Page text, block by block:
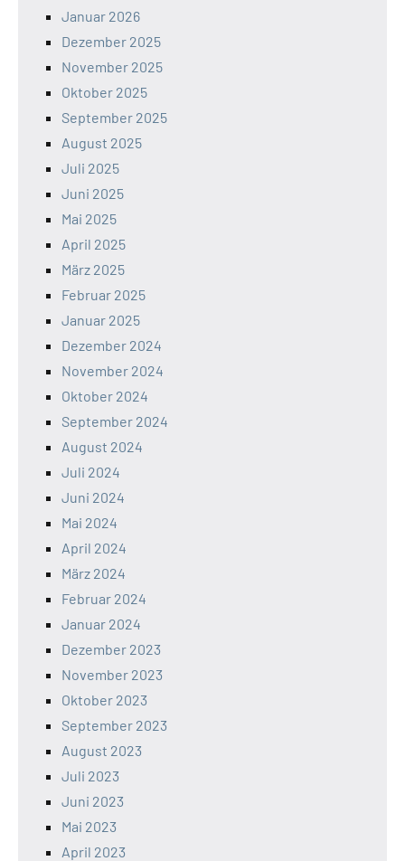
Januar 2026
Dezember 2025
November 2025
Oktober 2025
September 2025
August 2025
Juli 2025
Juni 2025
Mai 2025
April 2025
März 2025
Februar 2025
Januar 2025
Dezember 2024
November 2024
Oktober 2024
September 2024
August 2024
Juli 2024
Juni 2024
Mai 2024
April 2024
März 2024
Februar 2024
Januar 2024
Dezember 2023
November 2023
Oktober 2023
September 2023
August 2023
Juli 2023
Juni 2023
Mai 2023
April 2023